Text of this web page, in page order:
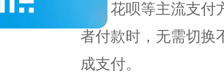
卡、花呗等主流支
者付款时，无需切换
成支付。